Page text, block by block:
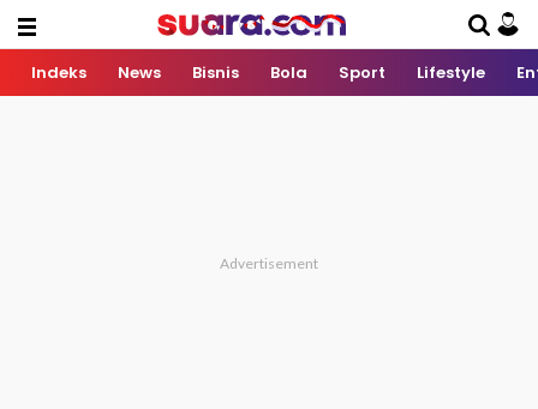
Indeks News Bisnis Bola Sport Lifestyle